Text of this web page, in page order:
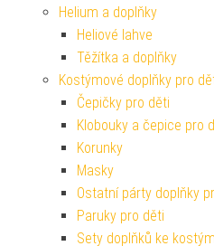
Helium a doplňky
Heliové lahve
Těžítka a doplňky
Kostýmové doplňky pro
Čepičky pro děti
Klobouky a čepice pro
Korunky
Masky
Ostatní párty doplňky
Paruky pro děti
Sety doplňků ke